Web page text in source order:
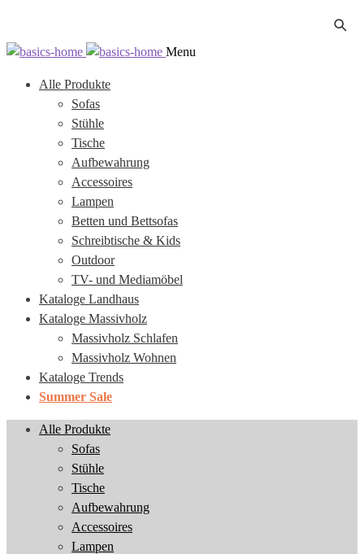
Zur
springen
Zum
springen
Menu
Alle Produkte
Sofas
Stühle
Tische
Aufbewahrung
Accessoires
Lampen
Betten und Bettsofas
Schreibtische & Kids
Outdoor
TV- und Mediamöbel
Kataloge Landhaus
Kataloge Massivholz
Massivholz Schlafen
Massivholz Wohnen
Kataloge Trends
Summer Sale
Alle Produkte
Sofas
Stühle
Tische
Aufbewahrung
Accessoires
Lampen